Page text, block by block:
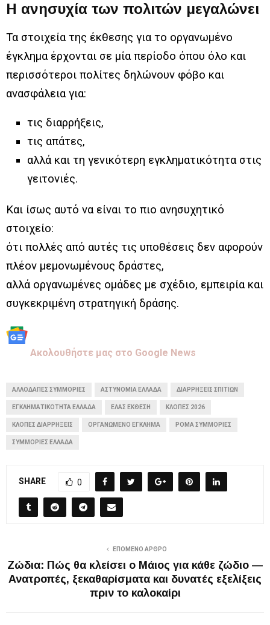
Η ανησυχία των πολιτών μεγαλώνει
Τα στοιχεία της έκθεσης για το οργανωμένο
έγκλημα έρχονται σε μία περίοδο όπου όλο και
περισσότεροι πολίτες δηλώνουν φόβο και
ανασφάλεια για:
τις διαρρήξεις,
τις απάτες,
αλλά και τη γενικότερη εγκληματικότητα στις
γειτονιές.
Και ίσως αυτό να είναι το πιο ανησυχητικό
στοιχείο:
ότι πολλές από αυτές τις υποθέσεις δεν αφορούν
πλέον μεμονωμένους δράστες,
αλλά οργανωμένες ομάδες με σχέδιο, εμπειρία και
συγκεκριμένη στρατηγική δράσης.
Aκολουθήστε μας στo Google News
ΑΛΛΟΔΑΠΈΣ ΣΥΜΜΟΡΊΕΣ ΑΣΤΥΝΟΜΊΑ ΕΛΛΆΔΑ ΔΙΑΡΡΉΞΕΙΣ ΣΠΙΤΙΏΝ
ΕΓΚΛΗΜΑΤΙΚΌΤΗΤΑ ΕΛΛΆΔΑ ΕΛΑΣ ΈΚΘΕΣΗ ΚΛΟΠΈΣ 2026
ΚΛΟΠΈΣ ΔΙΑΡΡΉΞΕΙΣ ΟΡΓΑΝΩΜΈΝΟ ΈΓΚΛΗΜΑ ΡΟΜΑ ΣΥΜΜΟΡΊΕΣ
ΣΥΜΜΟΡΊΕΣ ΕΛΛΆΔΑ
SHARE 0
ΕΠΌΜΕΝΟ ΆΡΘΡΟ
Ζώδια: Πώς θα κλείσει ο Μάιος για κάθε ζώδιο —
Ανατροπές, ξεκαθαρίσματα και δυνατές εξελίξεις
πριν το καλοκαίρι